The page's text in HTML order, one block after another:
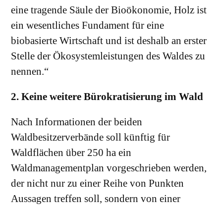
eine tragende Säule der Bioökonomie, Holz ist
ein wesentliches Fundament für eine
biobasierte Wirtschaft und ist deshalb an erster
Stelle der Ökosystemleistungen des Waldes zu
nennen.“
2. Keine weitere Bürokratisierung im Wald
Nach Informationen der beiden
Waldbesitzerverbände soll künftig für
Waldflächen über 250 ha ein
Waldmanagementplan vorgeschrieben werden,
der nicht nur zu einer Reihe von Punkten
Aussagen treffen soll, sondern von einer